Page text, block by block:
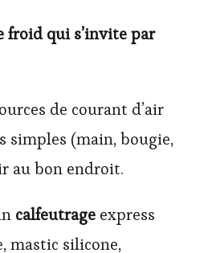
froid qui s’invite par
de courant d’air
simples (main, bougie,
au bon endroit.
calfeutrage express
mastic silicone,